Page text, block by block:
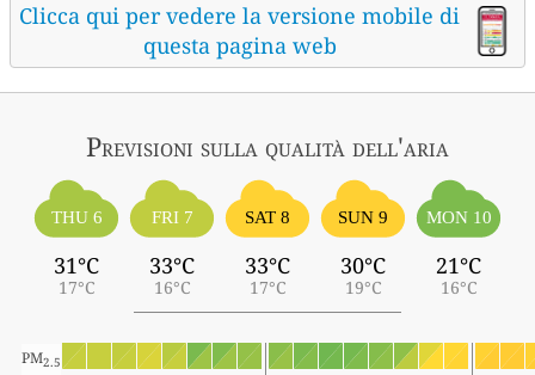
Clicca qui per vedere la versione mobile di
questa pagina web
Previsioni sulla qualità dell'aria
THU 6
31°C
17°C
FRI 7
33°C
16°C
SAT 8
33°C
17°C
SUN 9
30°C
19°C
MON 10
21°C
16°C
PM2.5